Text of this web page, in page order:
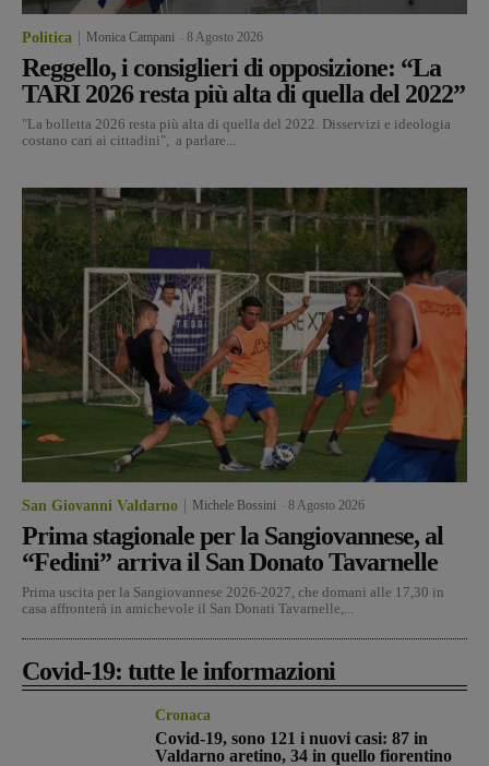
Politica Monica Campani 8 Agosto 2026
Reggello, i consiglieri di opposizione: “La
TARI 2026 resta più alta di quella del 2022”
"La bolletta 2026 resta più alta di quella del 2022. Disservizi e ideologia
costano cari ai cittadini", a parlare...
San Giovanni Valdarno Michele Bossini 8 Agosto 2026
Prima stagionale per la Sangiovannese, al
“Fedini” arriva il San Donato Tavarnelle
Prima uscita per la Sangiovannese 2026-2027, che domani alle 17,30 in
casa affronterà in amichevole il San Donati Tavarnelle,...
Covid-19: tutte le informazioni
Cronaca
Covid-19, sono 121 i nuovi casi: 87 in
Valdarno aretino, 34 in quello fiorentino